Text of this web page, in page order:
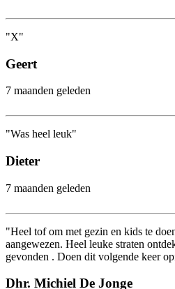
"X"
Geert
7 maanden geleden
"Was heel leuk"
Dieter
7 maanden geleden
"Heel tof om met gezin en kids te
aangewezen. Heel leuke straten
gevonden . Doen dit volgende keer
Dhr. Michiel De Jonge